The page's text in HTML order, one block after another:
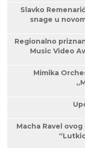
Slavko
snage u
Regionalno
Music Video
Mimika
Macha Ravel